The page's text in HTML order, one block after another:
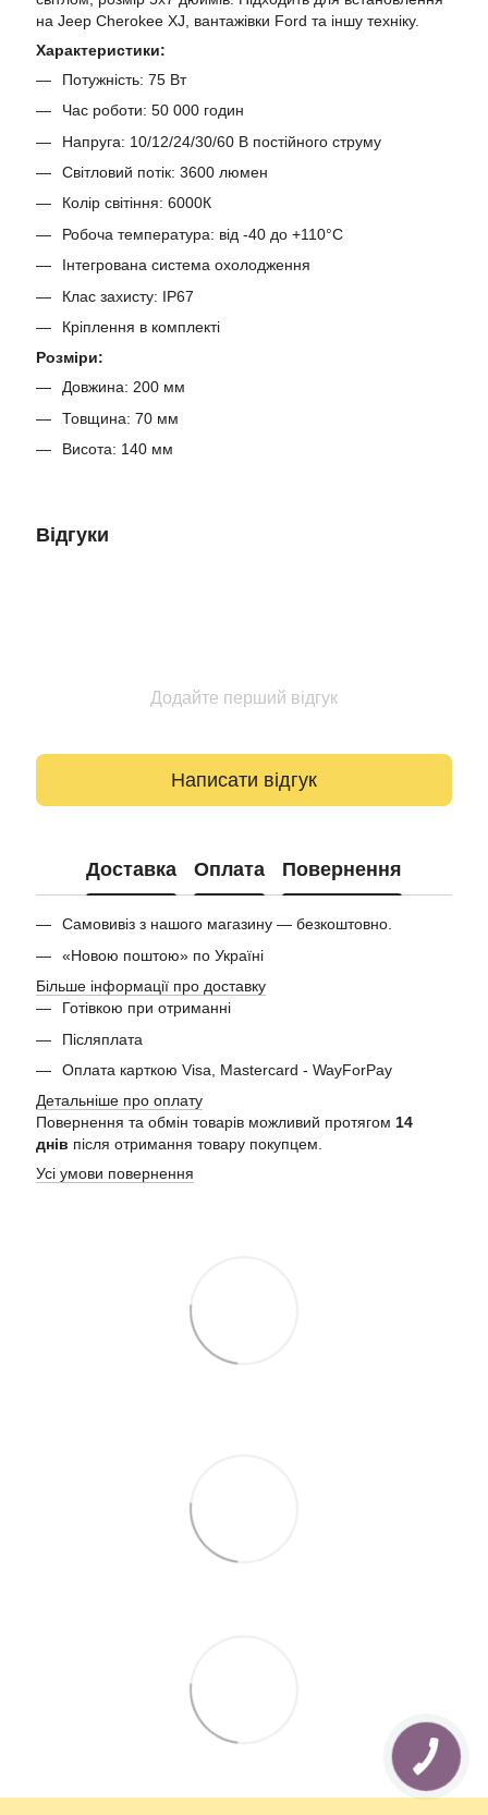
на Jeep Cherokee XJ, вантажівки Ford та іншу техніку.
Характеристики:
Потужність: 75 Вт
Час роботи: 50 000 годин
Напруга: 10/12/24/30/60 В постійного струму
Світловий потік: 3600 люмен
Колір світіння: 6000К
Робоча температура: від -40 до +110°C
Інтегрована система охолодження
Клас захисту: IP67
Кріплення в комплекті
Розміри:
Довжина: 200 мм
Товщина: 70 мм
Висота: 140 мм
Відгуки
Додайте перший відгук
Написати відгук
Доставка Оплата Повернення
Самовивіз з нашого магазину — безкоштовно.
«Новою поштою» по Україні
Більше інформації про доставку
Готівкою при отриманні
Післяплата
Оплата карткою Visa, Mastercard - WayForPay
Детальніше про оплату
Повернення та обмін товарів можливий протягом 14
днів після отримання товару покупцем.
Усі умови повернення